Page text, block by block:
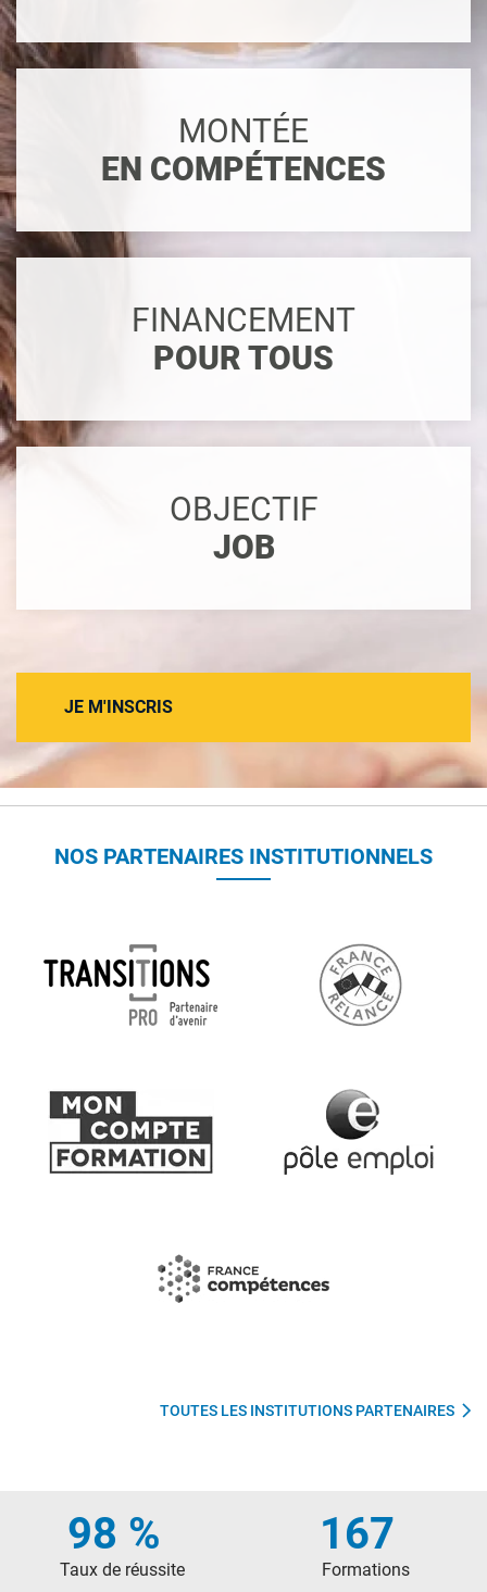
MONTÉE
EN COMPÉTENCES
FINANCEMENT
POUR TOUS
OBJECTIF
JOB
JE M'INSCRIS
NOS PARTENAIRES INSTITUTIONNELS
TOUTES LES INSTITUTIONS PARTENAIRES
98 %
Taux de réussite
167
Formations